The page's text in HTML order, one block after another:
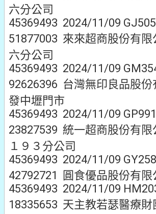
六分公司
45369493 2024/11/09
51877003 來來超商股份有限
六分公司
45369493 2024/11/09
92626396 台灣無印良品股份
發中壢門市
45369493 2024/11/09
23827539 統一超商股份有限
１９３分公司
45369493 2024/11/09
42792721 圓食優品股份有限
45369493 2024/11/09
18335653 天主教若瑟醫療財